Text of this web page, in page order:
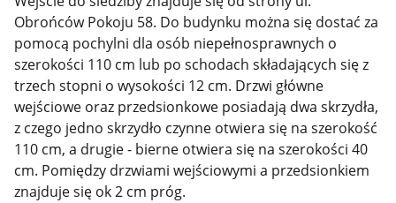
Obrońców Pokoju 58. Do budynku można się dostać za
pomocą pochylni dla osób niepełnosprawnych o
szerokości 110 cm lub po schodach składających się z
trzech stopni o wysokości 12 cm. Drzwi główne
wejściowe oraz przedsionkowe posiadają dwa skrzydła,
z czego jedno skrzydło czynne otwiera się na szerokość
110 cm, a drugie - bierne otwiera się na szerokości 40
cm. Pomiędzy drzwiami wejściowymi a przedsionkiem
znajduje się ok 2 cm próg.